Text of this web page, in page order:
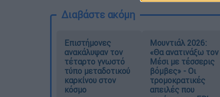
Διαβάστε ακόμη
Επιστήμονες
ανακάλυψαν τον
τέταρτο γνωστό
τύπο μεταδοτικού
καρκίνου στον
κόσμο
Μουντιάλ 2026:
«Θα ανατινάξω τον
Μέσι με τέσσερις
βόμβες» - Οι
τρομοκρατικές
απειλές που